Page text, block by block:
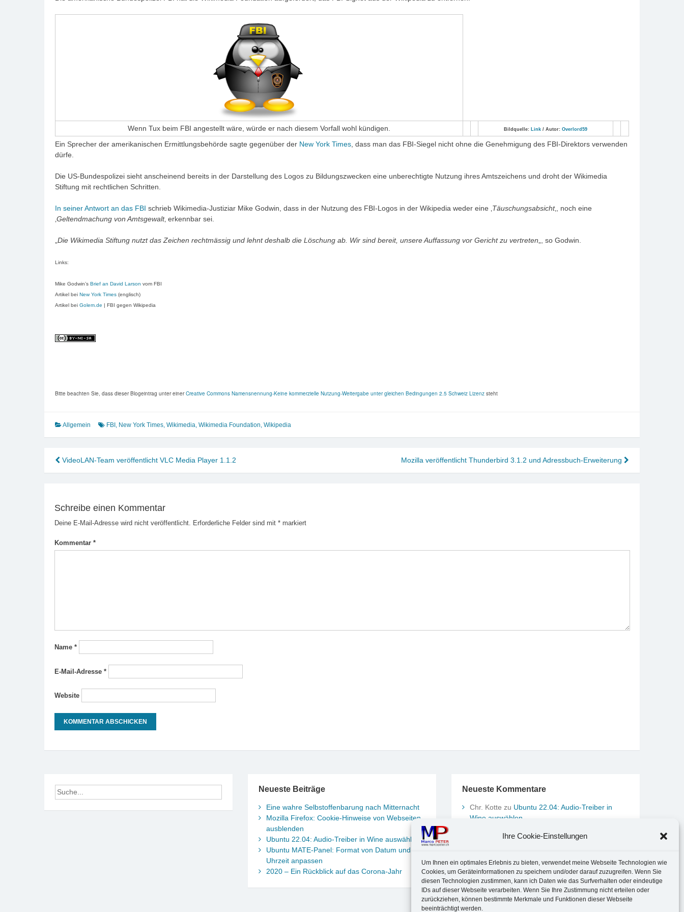
Ihre Cookie-Einstellungen
Um Ihnen ein optimales Erlebnis zu bieten, verwendet meine Webseite Technologien wie
Cookies, um Geräteinformationen zu speichern und/oder darauf zuzugreifen. Wenn Sie
diesen Technologien zustimmen, kann ich Daten wie das Surfverhalten oder eindeutige
IDs auf dieser Webseite verarbeiten. Wenn Sie Ihre Zustimmung nicht erteilen oder
zurückziehen, können bestimmte Merkmale und Funktionen dieser Webseite
beeinträchtigt werden.
Wenn Tux beim FBI angestellt wäre, würde er nach diesem Vorfall wohl kündigen. Bildquelle: Link / Autor: Overlord59
Ein Sprecher der amerikanischen Ermittlungsbehörde sagte gegenüber der New York Times , dass man das FBI-Siegel nicht ohne die Genehmigung des FBI-Direktors verwenden
dürfe.
Die US-Bundespolizei sieht anscheinend bereits in der Darstellung des Logos zu Bildungszwecken eine unberechtigte Nutzung ihres Amtszeichens und droht der Wikimedia
Stiftung mit rechtlichen Schritten.
In seiner Antwort an das FBI schrieb Wikimedia-Justiziar Mike Godwin, dass in der Nutzung des FBI-Logos in der Wikipedia weder eine ‚ Täuschungsabsicht‚, noch eine
Geltendmachung von Amtsgewalt‚ erkennbar sei.
Die Wikimedia Stiftung nutzt das Zeichen rechtmässig und lehnt deshalb die Löschung ab. Wir sind bereit, unsere Auffassung vor Gericht zu vertreten „, so Godwin.
Links:
Mike Godwin’s Brief an David Larson vom FBI
Artikel bei New York Times (englisch)
Artikel bei Golem.de | FBI gegen Wikipedia
Bitte beachten Sie, dass dieser Blogeintrag unter einerCreative Commons Namensnennung-Keine kommerzielle Nutzung-Weitergabe unter gleichen Bedingungen 2.5 Schweiz Lizenz steht
Allgemein FBI , New York Times, Wikimedia, Wikimedia Foundation, Wikipedia
Beitragsnavigation
VideoLAN-Team veröffentlicht VLC Media Player 1.1.2 Mozilla veröffentlicht Thunderbird 3.1.2 und Adressbuch-Erweiterung
Schreibe einen Kommentar
Deine E-Mail-Adresse wird nicht veröffentlicht. Erforderliche Felder sind mit *markiert
Kommentar *
Name *
E-Mail-Adresse *
Website
Neueste Beiträge
Eine wahre Selbstoffenbarung nach Mitternacht
Mozilla Firefox: Cookie-Hinweise von Webseiten
ausblenden
Ubuntu 22.04: Audio-Treiber in Wine auswählen
Ubuntu MATE-Panel: Format von Datum und
Uhrzeit anpassen
2020 – Ein Rückblick auf das Corona-Jahr
Neueste Kommentare
Chr. Kotte zu Ubuntu 22.04: Audio-Treiber in
Wine auswählen
Datum und Uhrzeit anpassen
Datum und Uhrzeit anpassen
Brummel Herbolzheimzu Musik-Portrait Nr. 1:
Les Assoiffés aus Mittelbergheim
Marco PeterzuVereinfachte Installation von
Brother-Geräten unter Linux